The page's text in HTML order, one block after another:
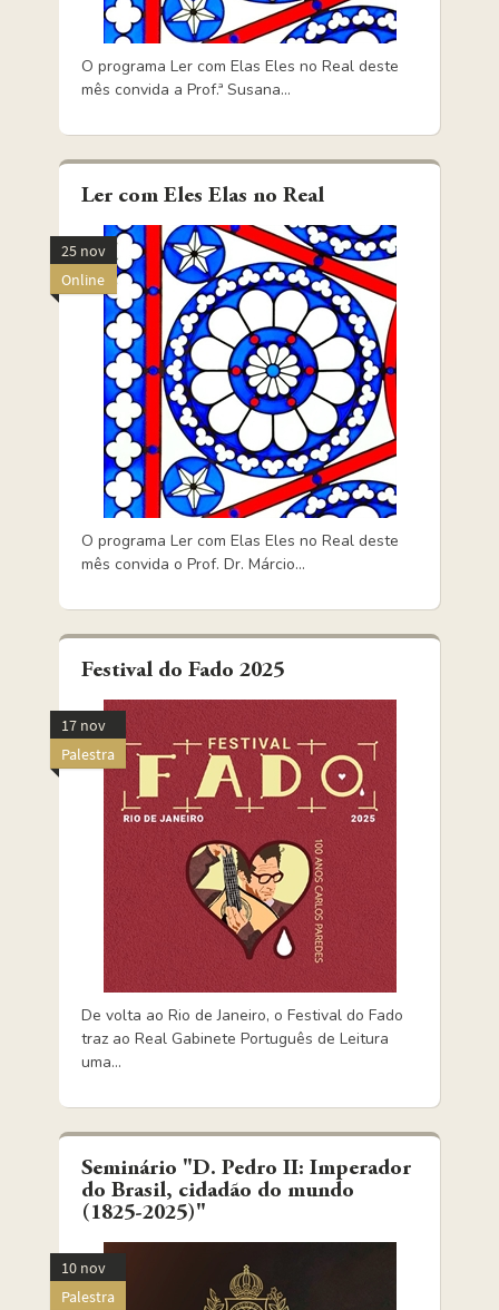
O programa Ler com Elas Eles no Real deste
mês convida a Prof.ª Susana...
Ler com Eles Elas no Real
25 nov
Online
O programa Ler com Elas Eles no Real deste
mês convida o Prof. Dr. Márcio...
Festival do Fado 2025
17 nov
Palestra
De volta ao Rio de Janeiro, o Festival do Fado
traz ao Real Gabinete Português de Leitura
uma...
Seminário "D. Pedro II: Imperador
do Brasil, cidadão do mundo
(1825-2025)"
10 nov
Palestra